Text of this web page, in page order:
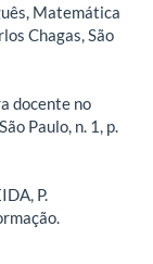
Matemática
Chagas, São
docente no
Paulo, n. 1, p.
P.